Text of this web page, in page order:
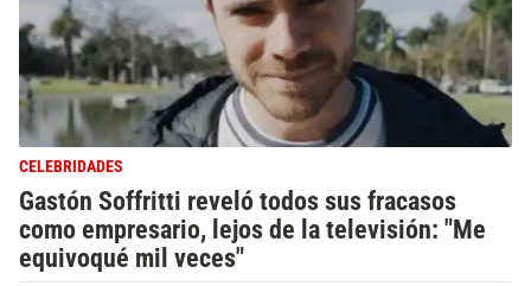
CELEBRIDADES
Gastón Soffritti reveló todos sus fracasos
como empresario, lejos de la televisión: "Me
equivoqué mil veces"